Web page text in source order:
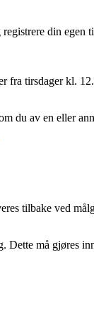
din egen
fra tirsdager kl.
du av en eller
tilbake ved
må gjøres